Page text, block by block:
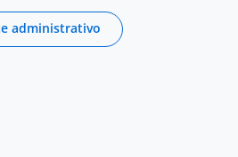
administrativo